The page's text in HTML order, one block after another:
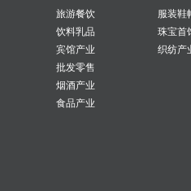
旅游餐饮
饮料乳品
宾馆产业
批发零售
烟酒产业
食品产业
服装鞋
珠宝首
织纺产